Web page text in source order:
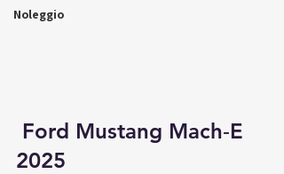
Noleggio
Ford Mustang Mach‑E
2025